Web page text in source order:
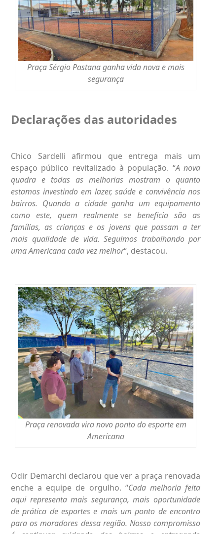
Praça Sérgio Pastana ganha vida nova e mais
segurança
Declarações das autoridades
Chico Sardelli afirmou que entrega mais um
espaço público revitalizado à população. “A nova
quadra e todas as melhorias mostram o quanto
estamos investindo em lazer, saúde e convivência nos
bairros. Quando a cidade ganha um equipamento
como este, quem realmente se beneficia são as
famílias, as crianças e os jovens que passam a ter
mais qualidade de vida. Seguimos trabalhando por
uma Americana cada vez melhor“, destacou.
Praça renovada vira novo ponto do esporte em
Americana
Odir Demarchi declarou que ver a praça renovada
enche a equipe de orgulho. “Cada melhoria feita
aqui representa mais segurança, mais oportunidade
de prática de esportes e mais um ponto de encontro
para os moradores dessa região. Nosso compromisso